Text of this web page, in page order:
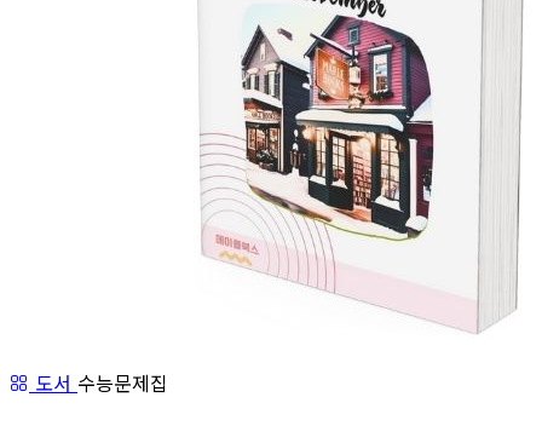
도서 수능문제집